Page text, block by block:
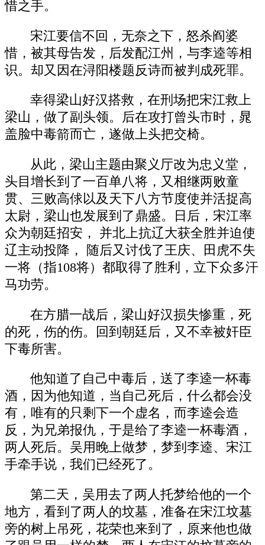
惜之手。
宋江要信不回，无奈之下，怒杀阎婆
惜，被其母告发，后发配江州，与李逵等相
识。却又因在浔阳楼题反诗而被判成死罪。
幸得梁山好汉搭救，在刑场把宋江救上
梁山，做了副头领。后在攻打曾头市时，晁
盖脸中毒箭而亡，遂做上头把交椅。
从此，梁山主题由聚义厅改为忠义堂，
头目增长到了一百单八将，又相继两败童
贯、三败高俅以及天下八方节度使并活捉高
太尉，梁山也发展到了鼎盛。日后，宋江率
众为朝廷招安， 并北上抗辽大获全胜并迫使
辽主动投降， 随后又讨伐了王庆、田虎不失
一将（指108将）都取得了胜利，立下众多汗
马功劳。
在方腊一战后，梁山好汉损失惨重，死
的死，伤的伤。回到朝廷后，又不幸被奸臣
下毒所害。
他知道了自己中毒后，送了李逵一杯毒
酒，因为他知道，当自己死后，什么都会没
有，唯有的只剩下一个虚名，而李逵会造
反，为兄弟报仇，于是给了李逵一杯毒酒，
两人死后。吴用晚上做梦，梦到李逵、宋江
手牵手说，我们已经死了。
第二天，吴用去了两人托梦给他的一个
地方，看到了两人的坟墓，准备在宋江坟墓
旁的树上吊死，花荣也来到了，原来他也做